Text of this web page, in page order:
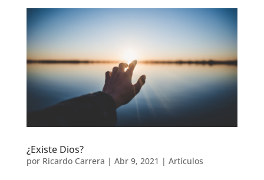
¿Existe Dios?
por Ricardo Carrera | Abr 9, 2021 | Artículos